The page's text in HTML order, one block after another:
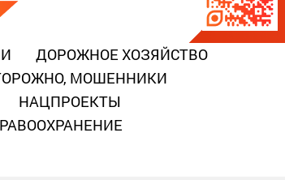
ДОРОЖНОЕ ХОЗЯЙСТВО
МОШЕННИКИ
НАЦПРОЕКТЫ